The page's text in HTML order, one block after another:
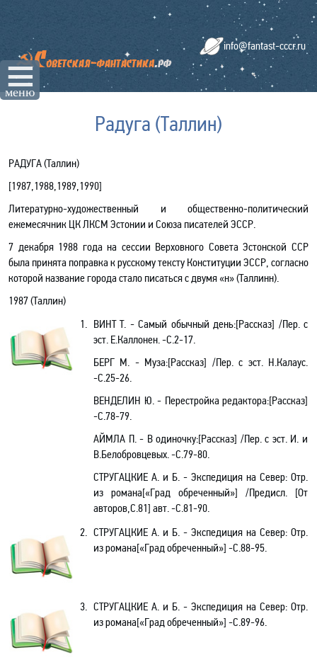
☰
меню
info@fantast-cccr.ru
Радуга (Таллин)
РАДУГА (Таллин)
[1987,1988,1989,1990]
Литературно-художественный и общественно-политический
ежемесячник ЦК ЛКСМ Эстонии и Союза писателей ЭССР.
7 декабря 1988 года на сессии Верховного Совета Эстонской ССР
была принята поправка к русскому тексту Конституции ЭССР, согласно
которой название города стало писаться с двумя «н» (Таллинн).
1987 (Таллин)
1. ВИНТ Т. - Самый обычный день:[Рассказ] /Пер. с
эст. Е.Каллонен. -С.2-17.
БЕРГ М. - Муза:[Рассказ] /Пер. с эст. Н.Калаус.
-С.25-26.
ВЕНДЕЛИН Ю. - Перестройка редактора:[Рассказ]
-С.78-79.
АЙМЛА П. - В одиночку:[Рассказ] /Пер. с эст. И. и
В.Белобровцевых. -С.79-80.
СТРУГАЦКИЕ А. и Б. - Экспедиция на Север: Отр.
из романа[«Град обреченный»] /Предисл. [От
авторов,С.81] авт. -C.81-90.
2. СТРУГАЦКИЕ А. и Б. - Экспедиция на Север: Отр.
из романа[«Град обреченный»] -C.88-95.
3. СТРУГАЦКИЕ А. и Б. - Экспедиция на Север: Отр.
из романа[«Град обреченный»] -C.89-96.